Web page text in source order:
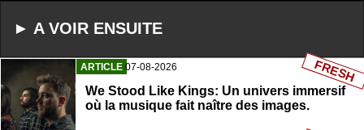
► A VOIR ENSUITE
ARTICLE 07-08-2026
We Stood Like Kings: Un univers immersif
où la musique fait naître des images.
FRESH